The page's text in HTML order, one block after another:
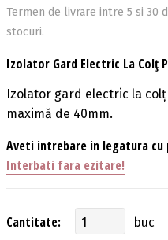
Termen de livrare intre 5 si 30
stocuri.
Izolator Gard Electric La Colț
Izolator gard electric la
maximă de 40mm.
Aveti intrebare in legatura cu
Interbati fara ezitare!
Cantitate: buc